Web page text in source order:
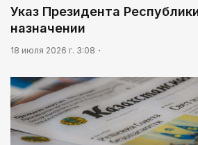
Указ Президента
назначении
18 июля 2026 г. 3:08